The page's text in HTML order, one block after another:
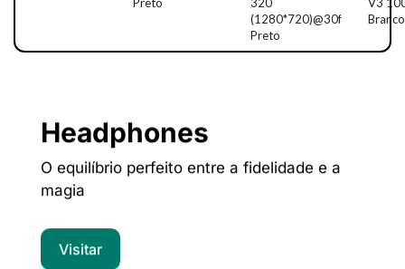
Headphones
O equilíbrio perfeito entre a fidelidade e a
magia
Visitar